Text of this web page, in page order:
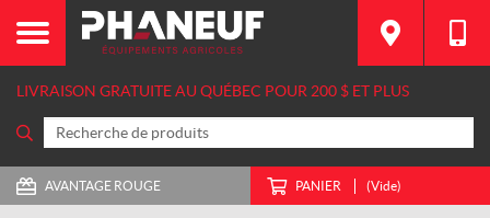
LIVRAISON GRATUITE AU QUÉBEC POUR 200 $ ET PLUS
AVANTAGE ROUGE PANIER (Vide)